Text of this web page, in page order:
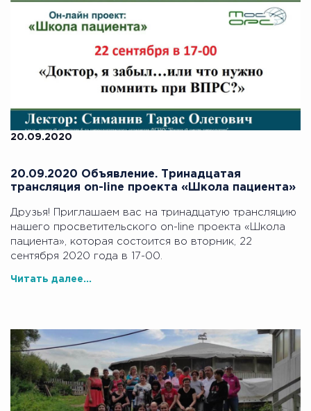
20.09.2020
20.09.2020 Объявление. Тринадцатая
трансляция on-line проекта «Школа пациента»
Друзья! Приглашаем вас на тринадцатую трансляцию
нашего просветительского on-line проекта «Школа
пациента», которая состоится во вторник, 22
сентября 2020 года в 17-00.
Читать далее...